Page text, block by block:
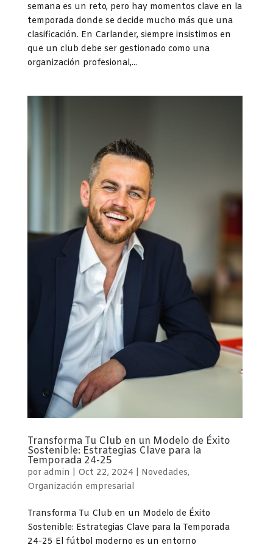
semana es un reto, pero hay momentos clave en la
temporada donde se decide mucho más que una
clasificación. En Carlander, siempre insistimos en
que un club debe ser gestionado como una
organización profesional,...
Transforma Tu Club en un Modelo de Éxito
Sostenible: Estrategias Clave para la
Temporada 24-25
por admin Oct 22, 2024 Novedades,
Organización empresarial
Transforma Tu Club en un Modelo de Éxito
Sostenible: Estrategias Clave para la Temporada
24-25 El fútbol moderno es un entorno